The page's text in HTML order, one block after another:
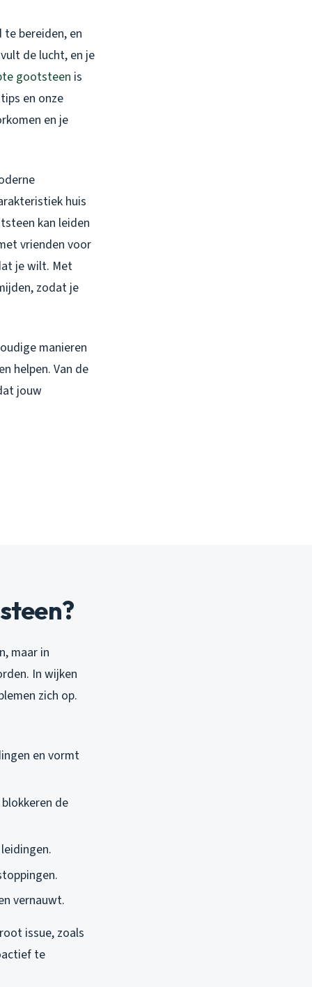
bereiden, en
de lucht, en je
gootsteen is
en onze
en je
huis
kan leiden
vrienden voor
je wilt. Met
zodat je
manieren
helpen. Van de
jouw
maar in
In wijken
zich op.
en vormt
de
vernauwt.
issue, zoals
te